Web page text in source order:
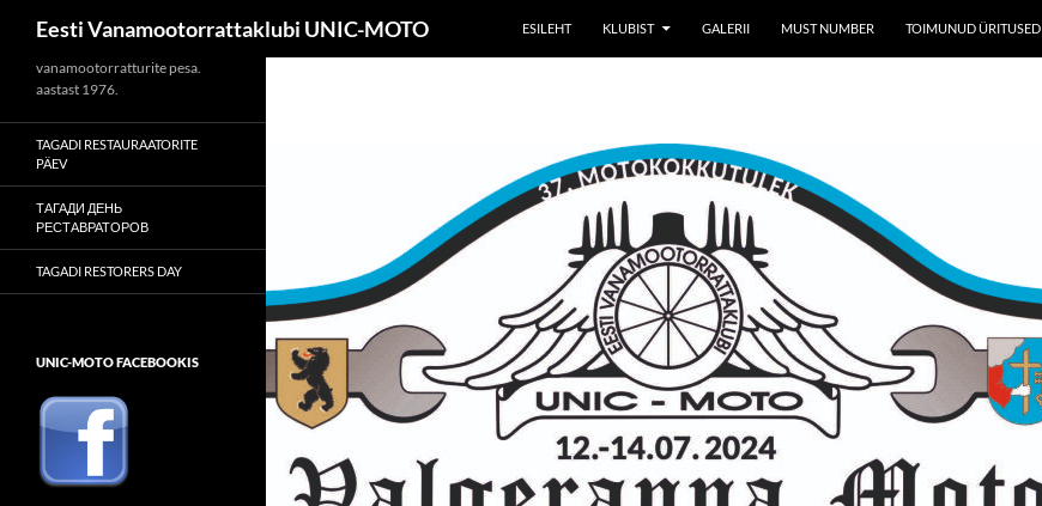
Liigu
juurde
Eesti Vanamootorrattaklubi UNIC-MOTO ESILEHT KLUBIST GALERII MUST NUMBER TOIMUNUD ÜRITUSED
vanamootorratturite pesa.
aastast 1976.
TAGADI RESTAURAATORITE
PÄEV
ТАГАДИ ДЕНЬ
РЕСТАВРАТОРОВ
TAGADI RESTORERS DAY
UNIC-MOTO FACEBOOKIS